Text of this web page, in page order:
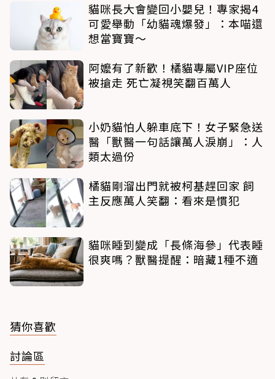
貓咪長大會變回小嬰兒！專家揭4
可愛舉動「幼貓魂爆發」：本喵還
想當寶寶～
阿嬤有了新歡！橘貓專屬VIP座位
被搶走 死亡凝視笑翻百萬人
小奶貓怕人躲車底下！女子緊急送
醫「獸醫一句話讓萬人淚崩」：人
類太過份
橘貓剛溜出門就被柯基趕回家 飼
主反應萬人笑翻：看來是慣犯
貓咪睡到變成「長條海參」代表睡
很爽嗎？獸醫提醒：暗藏1種不適
猜你喜歡
討論區